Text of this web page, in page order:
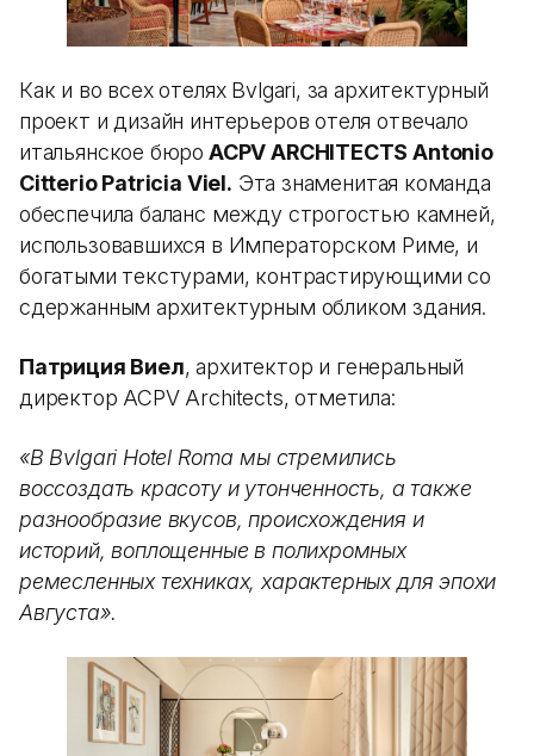
Как и во всех отелях Bvlgari, за архитектурный
проект и дизайн интерьеров отеля отвечало
итальянское бюро ACPV ARCHITECTS Antonio
Citterio Patricia Viel. Эта знаменитая команда
обеспечила баланс между строгостью камней,
использовавшихся в Императорском Риме, и
богатыми текстурами, контрастирующими со
сдержанным архитектурным обликом здания.
Патриция Виел, архитектор и генеральный
директор ACPV Architects, отметила:
«В Bvlgari Hotel Roma мы стремились
воссоздать красоту и утонченность, а также
разнообразие вкусов, происхождения и
историй, воплощенные в полихромных
ремесленных техниках, характерных для эпохи
Августа».